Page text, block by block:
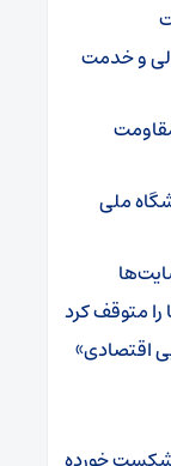
و خدمت
ملی
را متوقف کرد
اقتصادی»